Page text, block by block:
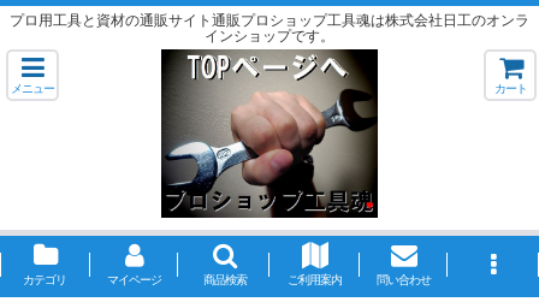
プロ用工具と資材の通販サイト通販プロショップ工具魂は株式会社日工のオンラ
インショップです。
メニュー カート
カテゴリ マイページ 商品検索 ご利用案内 問い合わせ